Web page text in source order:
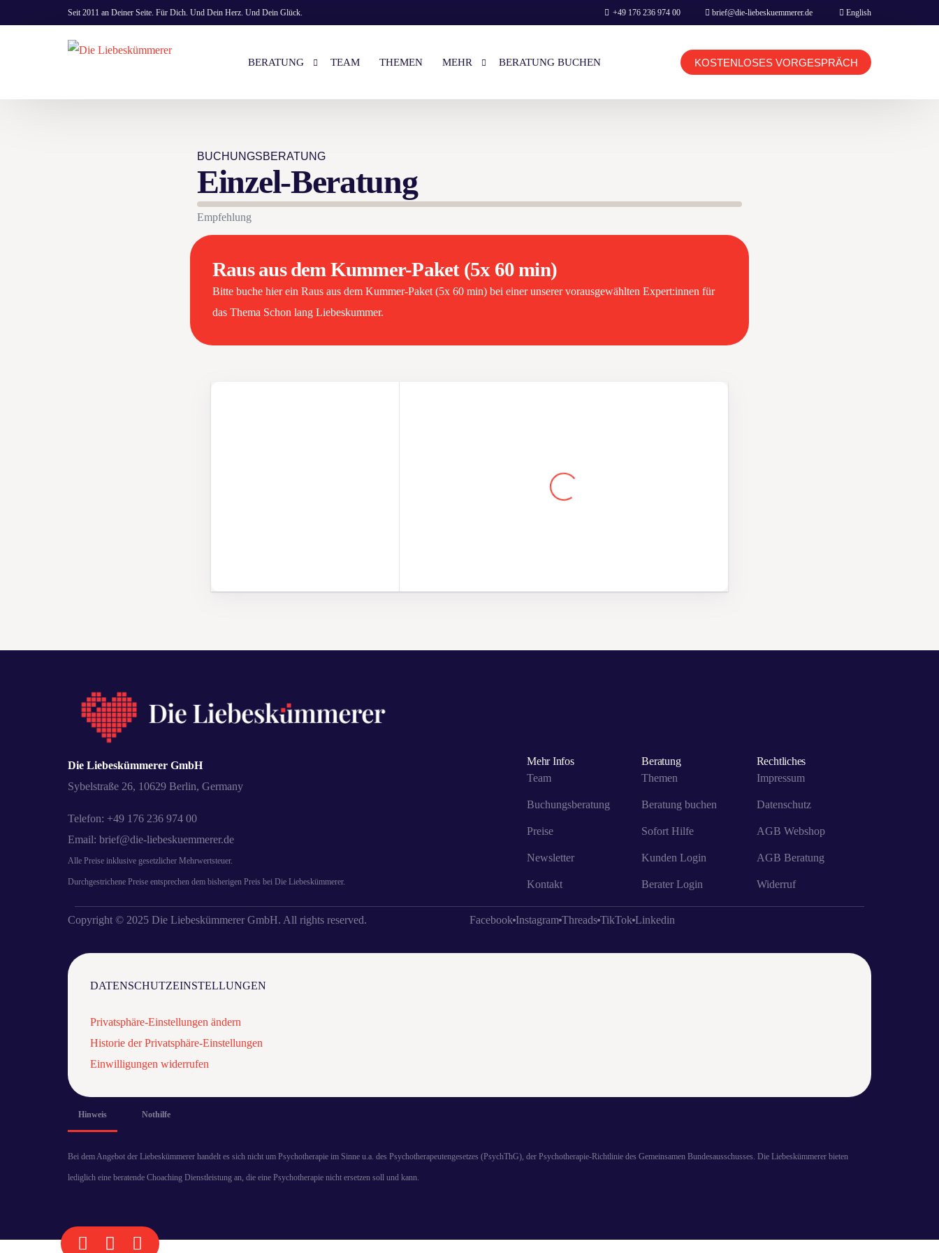
Seit 2011 an Deiner Seite. Für Dich. Und Dein Herz. Und Dein Glück. +49 176 236 974 00 brief@die-liebeskuemmerer.de English
BERATUNG
PREISE
BERATUNG BUCHEN
TEAM THEMEN MEHR BERATUNG BUCHEN KOSTENLOSES VORGESPRÄCH
BUCHUNGSBERATUNG
Einzel-Beratung
Empfehlung
Raus aus dem Kummer-Paket (5x 60 min)
Bitte buche hier ein Raus aus dem Kummer-Paket (5x 60 min) bei einer unserer vorausgewählten Expert:innen für
das Thema Schon lang Liebeskummer.
Die Liebeskümmerer GmbH
Sybelstraße 26, 10629 Berlin, Germany
Telefon: +49 176 236 974 00
Email: brief@die-liebeskuemmerer.de
Alle Preise inklusive gesetzlicher Mehrwertsteuer.
Durchgestrichene Preise entsprechen dem bisherigen Preis bei Die Liebeskümmerer.
Mehr Infos
Team
Buchungsberatung
Preise
Newsletter
Kontakt
Beratung
Themen
Beratung buchen
Sofort Hilfe
Kunden Login
Berater Login
Rechtliches
Impressum
Datenschutz
AGB Webshop
AGB Beratung
Widerruf
Copyright © 2025 Die Liebeskümmerer GmbH. All rights reserved. Facebook Instagram Threads TikTok Linkedin
DATENSCHUTZEINSTELLUNGEN
Privatsphäre-Einstellungen ändern
Historie der Privatsphäre-Einstellungen
Einwilligungen widerrufen
Hinweis Nothilfe
Bei dem Angebot der Liebeskümmerer handelt es sich nicht um Psychotherapie im Sinne u.a. des Psychotherapeutengesetzes (PsychThG), der Psychotherapie-Richtlinie des Gemeinsamen Bundesausschusses. Die Liebeskümmerer bieten
lediglich eine beratende Choaching Dienstleistung an, die eine Psychotherapie nicht ersetzen soll und kann.